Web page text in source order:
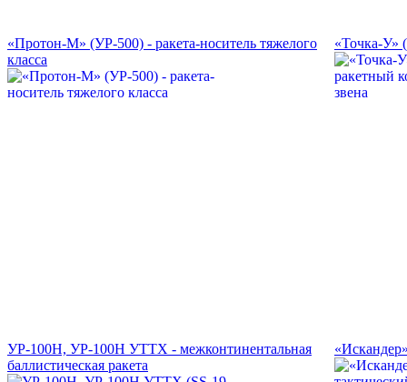
«Протон-М» (УР-500) - ракета-носитель тяжелого
класса
«Точка-У»
УР-100Н, УР-100Н УТТХ - межконтинентальная
баллистическая ракета